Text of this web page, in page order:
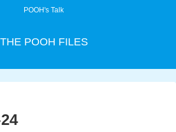
POOH's Talk
THE POOH FILES